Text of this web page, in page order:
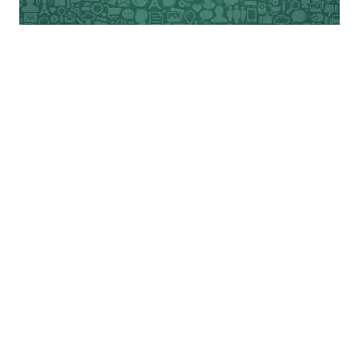
बरक्स सांप्रदायिक ध्रुवीकरण भी मैदान में उतारा जा